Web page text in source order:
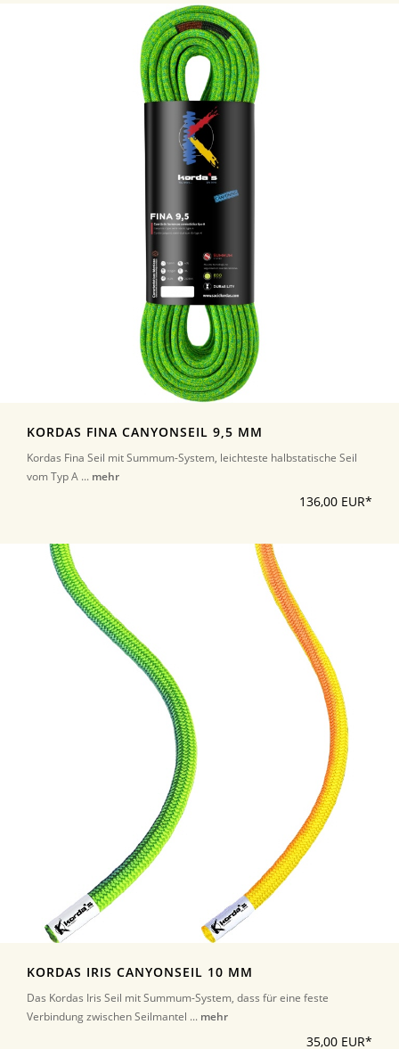
KORDAS FINA CANYONSEIL 9,5 MM
Kordas Fina Seil mit Summum-System, leichteste halbstatische Seil
vom Typ A ... mehr
136,00 EUR*
KORDAS IRIS CANYONSEIL 10 MM
Das Kordas Iris Seil mit Summum-System, dass für eine feste
Verbindung zwischen Seilmantel ... mehr
35,00 EUR*